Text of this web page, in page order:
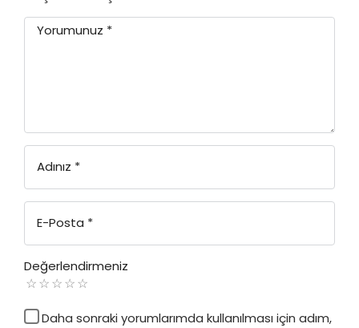
Yorumunuz *
Adınız *
E-Posta *
Değerlendirmeniz
Daha sonraki yorumlarımda kullanılması için adım,